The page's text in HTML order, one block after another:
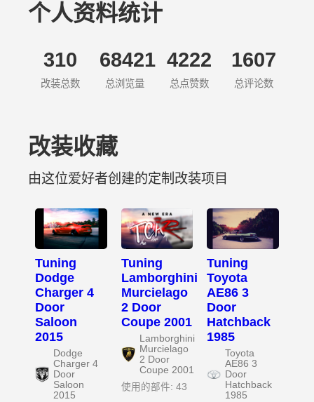
个人资料统计
310
改装总数
68421
总浏览量
4222
总点赞数
1607
总评论数
改装收藏
由这位爱好者创建的定制改装项目
Tuning
Dodge
Charger 4
Door
Saloon
2015
Dodge
Charger 4
Door
Saloon
2015
Tuning
Lamborghini
Murcielago
2 Door
Coupe 2001
Lamborghini
Murcielago
2 Door
Coupe 2001
使用的部件: 43
Tuning
Toyota
AE86 3
Door
Hatchback
1985
Toyota
AE86 3
Door
Hatchback
1985